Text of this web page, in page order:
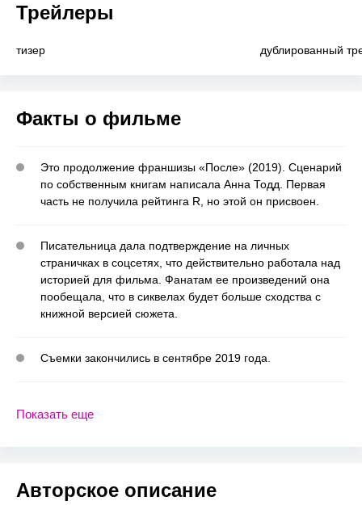
Трейлеры
тизер дублированный
Факты о фильме
Это продолжение франшизы «После» (2019). Сценарий
по собственным книгам написала Анна Тодд. Первая
часть не получила рейтинга R, но этой он присвоен.
Писательница дала подтверждение на личных
страничках в соцсетях, что действительно работала над
историей для фильма. Фанатам ее произведений она
пообещала, что в сиквелах будет больше сходства с
книжной версией сюжета.
Съемки закончились в сентябре 2019 года.
Показать еще
Авторское описание